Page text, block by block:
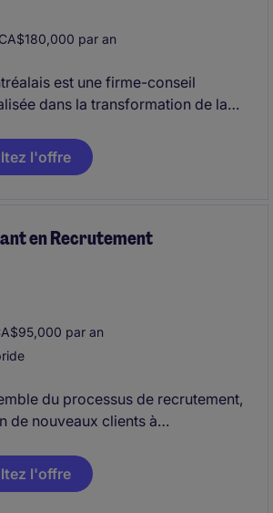
par an
est une firme-conseil
dans la transformation de la
Dans un contexte de
l'entreprise souhaite
l'offre
en Recrutement
par an
du processus de recrutement,
de nouveaux clients à
des relations durables avec
les talents, tout en les
l'offre